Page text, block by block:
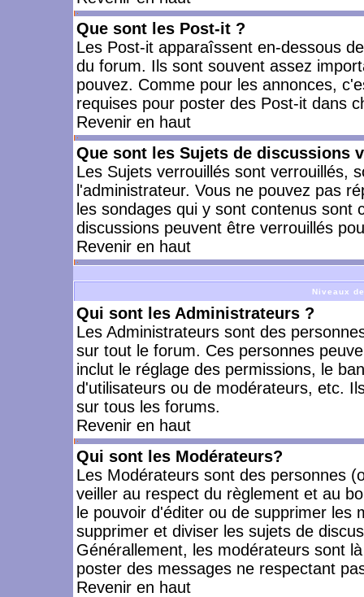
Que sont les Post-it ?
Les Post-it apparaîssent en-dessous
du forum. Ils sont souvent assez
pouvez. Comme pour les annonces,
requises pour poster des Post-it dans
Revenir en haut
Que sont les Sujets de discussions
Les Sujets verrouillés sont verrouillés,
l'administrateur. Vous ne pouvez pas
les sondages qui y sont contenus
discussions peuvent être verrouillés
Revenir en haut
Niveaux
Qui sont les Administrateurs ?
Les Administrateurs sont des
sur tout le forum. Ces personnes
inclut le réglage des permissions, le
d'utilisateurs ou de modérateurs, etc.
sur tous les forums.
Revenir en haut
Qui sont les Modérateurs?
Les Modérateurs sont des personnes
veiller au respect du règlement et au
le pouvoir d'éditer ou de supprimer les
supprimer et diviser les sujets de
Générallement, les modérateurs sont
poster des messages ne respectant
Revenir en haut